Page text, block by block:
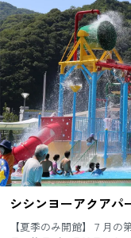
シシンヨーアクアパ
【夏季のみ開館】７月